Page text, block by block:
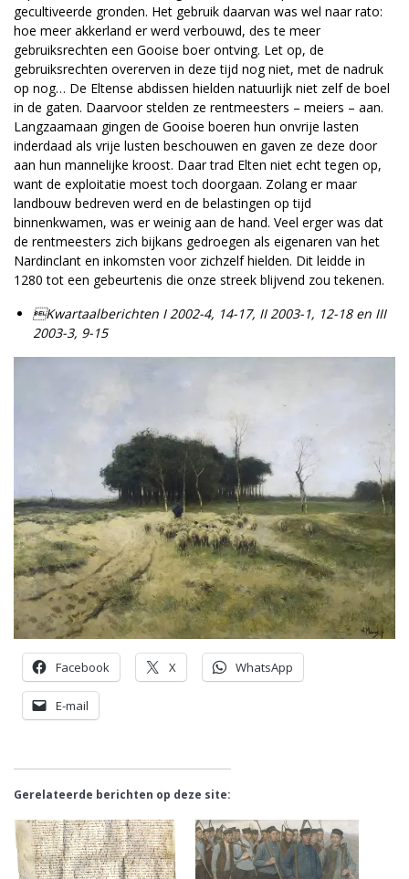
gecultiveerde gronden. Het gebruik daarvan was wel naar rato:
hoe meer akkerland er werd verbouwd, des te meer
gebruiksrechten een Gooise boer ontving. Let op, de
gebruiksrechten overerven in deze tijd nog niet, met de nadruk
op nog… De Eltense abdissen hielden natuurlijk niet zelf de boel
in de gaten. Daarvoor stelden ze rentmeesters – meiers – aan.
Langzaamaan gingen de Gooise boeren hun onvrije lasten
inderdaad als vrije lusten beschouwen en gaven ze deze door
aan hun mannelijke kroost. Daar trad Elten niet echt tegen op,
want de exploitatie moest toch doorgaan. Zolang er maar
landbouw bedreven werd en de belastingen op tijd
binnenkwamen, was er weinig aan de hand. Veel erger was dat
de rentmeesters zich bijkans gedroegen als eigenaren van het
Nardinclant en inkomsten voor zichzelf hielden. Dit leidde in
1280 tot een gebeurtenis die onze streek blijvend zou tekenen.
Kwartaalberichten I 2002-4, 14-17, II 2003-1, 12-18 en III
2003-3, 9-15
Facebook X WhatsApp
E-mail
Gerelateerde berichten op deze site: